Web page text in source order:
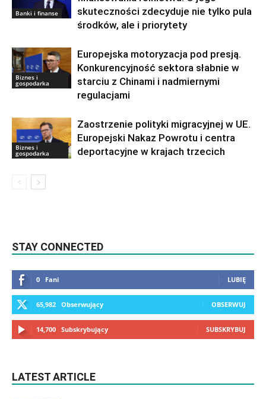
Banki i finanse
skuteczności zdecyduje nie tylko pula
środków, ale i priorytety
Biznes i
gospodarka
Europejska motoryzacja pod presją.
Konkurencyjność sektora słabnie w
starciu z Chinami i nadmiernymi
regulacjami
Biznes i
gospodarka
Zaostrzenie polityki migracyjnej w UE.
Europejski Nakaz Powrotu i centra
deportacyjne w krajach trzecich
STAY CONNECTED
0 Fani LUBIĘ
65,982 Obserwujący OBSERWUJ
14,700 Subskrybujący SUBSKRYBUJ
LATEST ARTICLE